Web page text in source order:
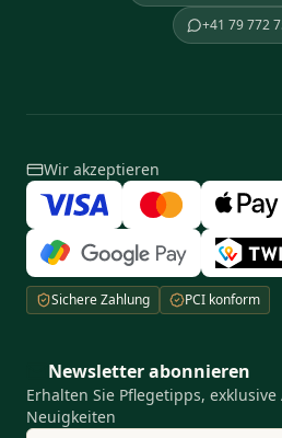
+41 79 772
Wir akzeptieren
Sichere Zahlung PCI konform
Newsletter abonnieren
Erhalten Sie Pflegetipps,
Neuigkeiten